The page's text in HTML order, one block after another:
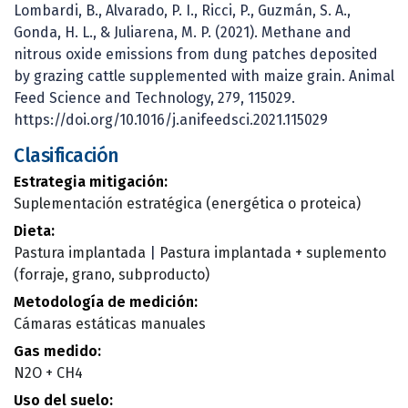
Lombardi, B., Alvarado, P. I., Ricci, P., Guzmán, S. A.,
Gonda, H. L., & Juliarena, M. P. (2021). Methane and
nitrous oxide emissions from dung patches deposited
by grazing cattle supplemented with maize grain. Animal
Feed Science and Technology, 279, 115029.
https://doi.org/10.1016/j.anifeedsci.2021.115029
Clasificación
Estrategia mitigación:
Suplementación estratégica (energética o proteica)
Dieta:
Pastura implantada
Pastura implantada + suplemento
(forraje, grano, subproducto)
Metodología de medición:
Cámaras estáticas manuales
Gas medido:
N2O + CH4
Uso del suelo: